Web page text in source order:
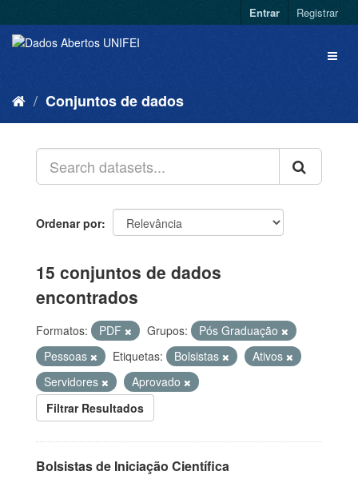
Entrar Registrar
Conjuntos de dados
Ordenar por
15 conjuntos de dados
encontrados
Formatos: PDF Grupos:
Pós Graduação
Pessoas
Etiquetas: Bolsistas
Ativos
Servidores
Aprovado
Filtrar Resultados
Bolsistas de Iniciação Científica